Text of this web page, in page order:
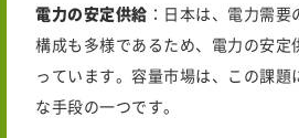
電力の安定供給 ：日本は、電力需
構成も多様であるため、電力の安定
っています。容量市場は、この課題
な手段の一つです。